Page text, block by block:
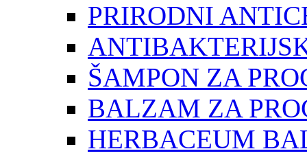
PRIRODNI
ŠAMPON ZA
BALZAM ZA
HERBACEUM